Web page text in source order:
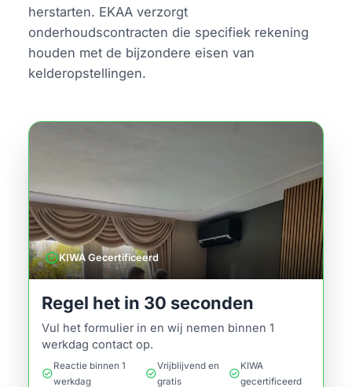
herstarten. EKAA verzorgt
onderhoudscontracten die specifiek rekening
houden met de bijzondere eisen van
kelderopstellingen.
verifiedKIWA Gecertificeerd
Regel het in 30 seconden
Vul het formulier in en wij nemen binnen 1
werkdag contact op.
check_circle
Reactie binnen 1
werkdag
check_circle
Vrijblijvend en
gratis
check_circle
KIWA
gecertificeerd